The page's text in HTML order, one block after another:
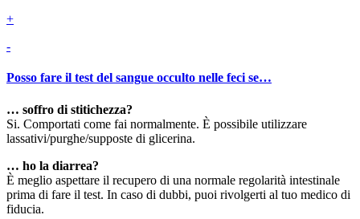
+
-
Posso fare il test del sangue occulto nelle feci se…
… soffro di stitichezza?
Si. Comportati come fai normalmente. È possibile utilizzare
lassativi/purghe/supposte di glicerina.
… ho la diarrea?
È meglio aspettare il recupero di una normale regolarità intestinale
prima di fare il test. In caso di dubbi, puoi rivolgerti al tuo medico di
fiducia.